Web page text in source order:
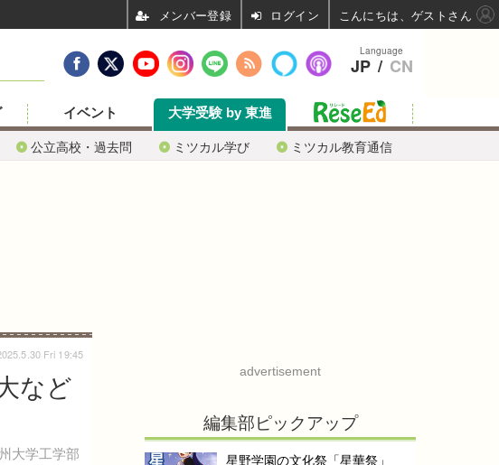
公立高校・過去問 ミツカル学び ミツカル教育通信
イベント 大学受験 by 東進
など
大学工学部
Fri 19:45
advertisement
編集部ピックアップ
星野学園の文化祭「星華祭」
Language
JP / CN
ログイン こんにちは、ゲストさん